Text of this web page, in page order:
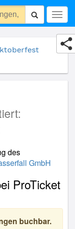
des
GmbH
ProTicket
buchbar.